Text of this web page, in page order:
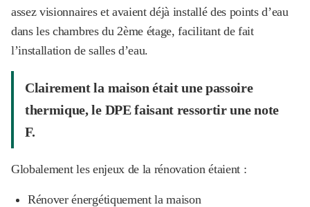
assez visionnaires et avaient déjà installé des points d’eau
dans les chambres du 2ème étage, facilitant de fait
l’installation de salles d’eau.
Clairement la maison était une passoire
thermique, le DPE faisant ressortir une note
F.
Globalement les enjeux de la rénovation étaient :
Rénover énergétiquement la maison